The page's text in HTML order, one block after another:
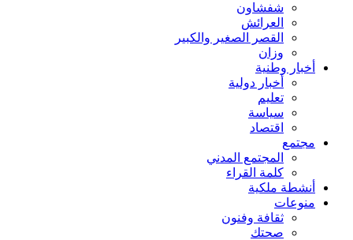
شفشاون
العرائش
القصر الصغير والكبير
وزان
أخبار وطنية
أخبار دولية
تعليم
سياسة
اقتصاد
مجتمع
المجتمع المدني
كلمة القراء
أنشطة ملكية
منوعات
ثقافة وفنون
صحتك